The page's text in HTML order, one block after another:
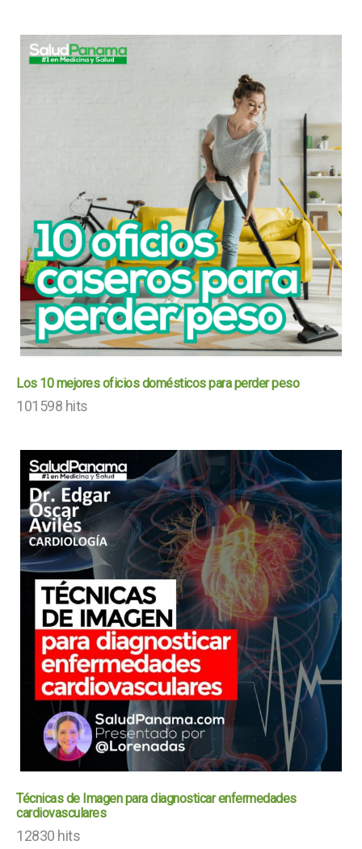
Los 10 mejores oficios domésticos para perder peso
101598 hits
Técnicas de Imagen para diagnosticar enfermedades
cardiovasculares
12830 hits